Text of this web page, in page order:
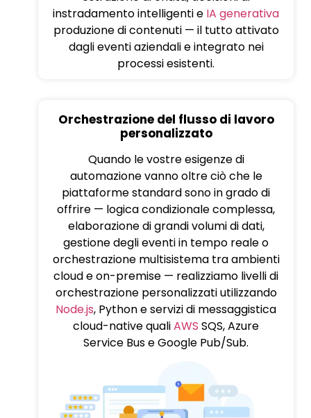
instradamento intelligenti e IA generativa
produzione di contenuti — il tutto attivato
dagli eventi aziendali e integrato nei
processi esistenti.
Orchestrazione del flusso di lavoro
personalizzato
Quando le vostre esigenze di
automazione vanno oltre ciò che le
piattaforme standard sono in grado di
offrire — logica condizionale complessa,
elaborazione di grandi volumi di dati,
gestione degli eventi in tempo reale o
orchestrazione multisistema tra ambienti
cloud e on-premise — realizziamo livelli di
orchestrazione personalizzati utilizzando
Node.js, Python e servizi di messaggistica
cloud-native qualiAWS SQS, Azure
Service Bus e Google Pub/Sub.